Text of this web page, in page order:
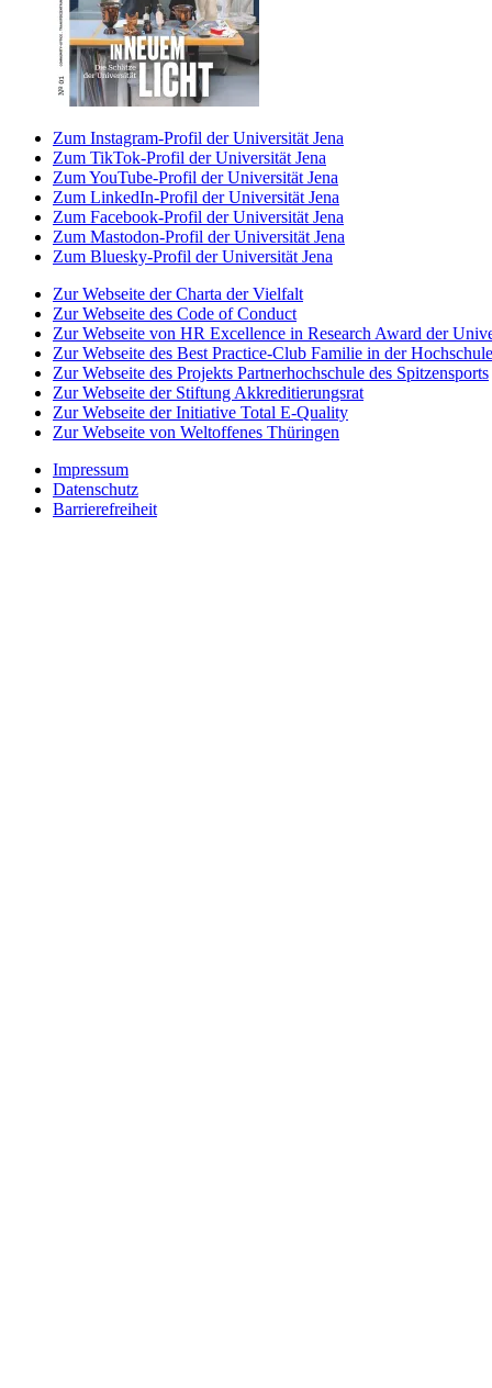
Zum Instagram-Profil der Universität Jena
Zum TikTok-Profil der Universität Jena
Zum YouTube-Profil der Universität Jena
Zum LinkedIn-Profil der Universität Jena
Zum Facebook-Profil der Universität Jena
Zum Mastodon-Profil der Universität Jena
Zum Bluesky-Profil der Universität Jena
Zur Webseite der Charta der Vielfalt
Zur Webseite des Code of Conduct
Zur Webseite von HR Excellence in Research Award der
Zur Webseite des Best Practice-Club Familie in der Hochschule
Zur Webseite des Projekts Partnerhochschule des Spitzensports
Zur Webseite der Stiftung Akkreditierungsrat
Zur Webseite der Initiative Total E-Quality
Zur Webseite von Weltoffenes Thüringen
Impressum
Datenschutz
Barrierefreiheit